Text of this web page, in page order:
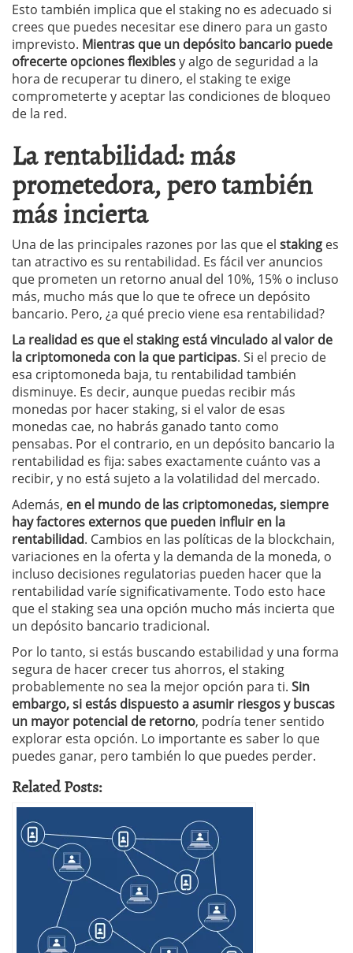
Esto también implica que el staking no es adecuado si
crees que puedes necesitar ese dinero para un gasto
imprevisto. Mientras que un depósito bancario puede
ofrecerte opciones flexiblesy algo de seguridad a la
hora de recuperar tu dinero, el staking te exige
comprometerte y aceptar las condiciones de bloqueo
de la red.
La rentabilidad: más
prometedora, pero también
más incierta
Una de las principales razones por las que el staking es
tan atractivo es su rentabilidad. Es fácil ver anuncios
que prometen un retorno anual del 10%, 15% o incluso
más, mucho más que lo que te ofrece un depósito
bancario. Pero, ¿a qué precio viene esa rentabilidad?
La realidad es que el staking está vinculado al valor de
la criptomoneda con la que participas. Si el precio de
esa criptomoneda baja, tu rentabilidad también
disminuye. Es decir, aunque puedas recibir más
monedas por hacer staking, si el valor de esas
monedas cae, no habrás ganado tanto como
pensabas. Por el contrario, en un depósito bancario la
rentabilidad es fija: sabes exactamente cuánto vas a
recibir, y no está sujeto a la volatilidad del mercado.
Además, en el mundo de las criptomonedas, siempre
hay factores externos que pueden influir en la
rentabilidad. Cambios en las políticas de la blockchain,
variaciones en la oferta y la demanda de la moneda, o
incluso decisiones regulatorias pueden hacer que la
rentabilidad varíe significativamente. Todo esto hace
que el staking sea una opción mucho más incierta que
un depósito bancario tradicional.
Por lo tanto, si estás buscando estabilidad y una forma
segura de hacer crecer tus ahorros, el staking
probablemente no sea la mejor opción para ti. Sin
embargo, si estás dispuesto a asumir riesgos y buscas
un mayor potencial de retorno, podría tener sentido
explorar esta opción. Lo importante es saber lo que
puedes ganar, pero también lo que puedes perder.
Related Posts: